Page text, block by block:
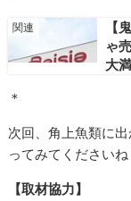
【
ゃ
大
＊
次回、角上魚類に
ってみてくださいね
【取材協力】